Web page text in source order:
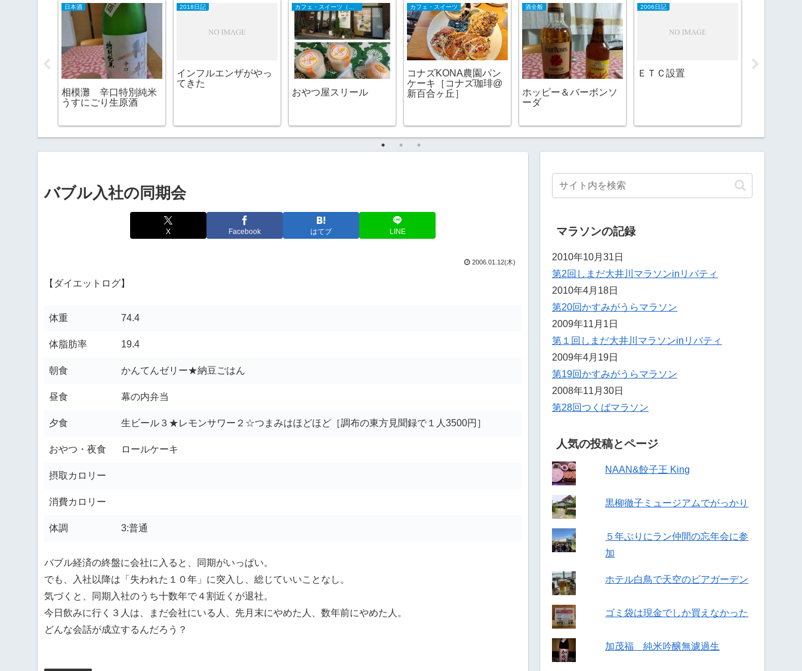
日本酒
相模灘 辛口特別純米
うすにごり生原酒
2018日記
インフルエンザがやっ
てきた
カフェ・スイーツ（山陰）
おやつ屋スリール
カフェ・スイーツ
コナズKONA農園パン
ケーキ［コナズ珈琲@
新百合ヶ丘］
酒全般
ホッピー＆バーボンソ
ーダ
2006日記
ＥＴＣ設置
バブル入社の同期会
X Facebook はてブ LINE
2006.01.12(木)
【ダイエットログ】
体重 74.4
体脂肪率 19.4
朝食 かんてんゼリー★納豆ごはん
昼食 幕の内弁当
夕食 生ビール３★レモンサワー２☆つまみはほどほど［調布の東方見聞録で１人3500円］
おやつ・夜食 ロールケーキ
摂取カロリー
消費カロリー
体調 3:普通
バブル経済の終盤に会社に入ると、同期がいっぱい。
でも、入社以降は「失われた１０年」に突入し、総じていいことなし。
気づくと、同期入社のうち十数年で４割近くが退社。
今日飲みに行く３人は、まだ会社にいる人、先月末にやめた人、数年前にやめた人。
どんな会話が成立するんだろう？
マラソンの記録
2010年10月31日
第2回しまだ大井川マラソンinリバティ
2010年4月18日
第20回かすみがうらマラソン
2009年11月1日
第１回しまだ大井川マラソンinリバティ
2009年4月19日
第19回かすみがうらマラソン
2008年11月30日
第28回つくばマラソン
人気の投稿とページ
NAAN&餃子王 King
黒柳徹子ミュージアムでがっかり
５年ぶりにラン仲間の忘年会に参
加
ホテル白鳥で天空のビアガーデン
ゴミ袋は現金でしか買えなかった
加茂福 純米吟醸無濾過生